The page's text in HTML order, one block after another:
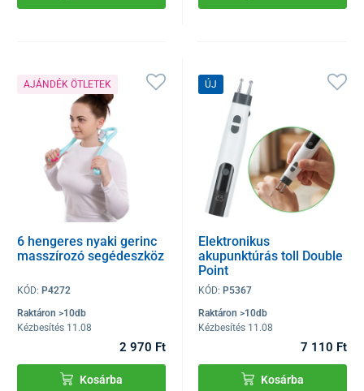
AJÁNDÉK ÖTLETEK
6 hengeres nyaki gerinc
masszírozó segédeszköz
KÓD: P4272
Raktáron >10db
Kézbesítés 11.08
2 970 Ft
Kosárba
ÚJ
Elektronikus
akupunktúrás toll Double
Point
KÓD:P5367
Raktáron >10db
Kézbesítés 11.08
7 110 Ft
Kosárba